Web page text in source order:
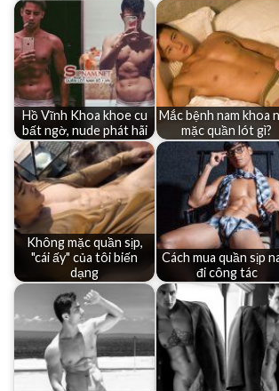
Hồ Vĩnh Khoa khoe cu
bất ngờ, nude phát hãi
Mắc bệnh nam khoa
mặc quần lót gì?
Không mặc quần sịp,
"cái ấy" của tôi biến
dạng
Cách mua quần sịp
đi công tác